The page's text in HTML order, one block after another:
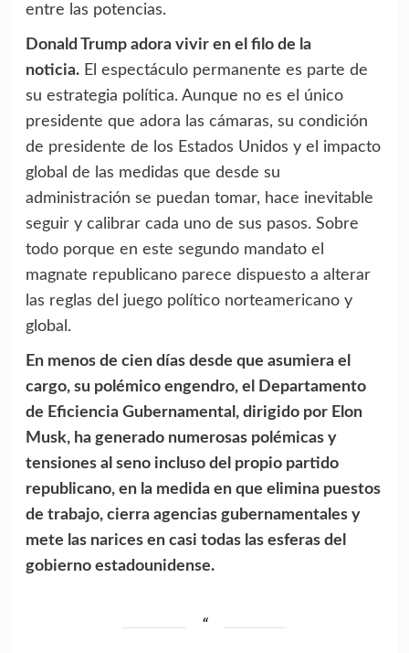
entre las potencias.
Donald Trump adora vivir en el filo de la
noticia.El espectáculo permanente es parte de
su estrategia política. Aunque no es el único
presidente que adora las cámaras, su condición
de presidente de los Estados Unidos y el impacto
global de las medidas que desde su
administración se puedan tomar, hace inevitable
seguir y calibrar cada uno de sus pasos. Sobre
todo porque en este segundo mandato el
magnate republicano parece dispuesto a alterar
las reglas del juego político norteamericano y
global.
En menos de cien días desde que asumiera el
cargo, su polémico engendro, el Departamento
de Eficiencia Gubernamental, dirigido por Elon
Musk, ha generado numerosas polémicas y
tensiones al seno incluso del propio partido
republicano, en la medida en que elimina puestos
de trabajo, cierra agencias gubernamentales y
mete las narices en casi todas las esferas del
gobierno estadounidense.